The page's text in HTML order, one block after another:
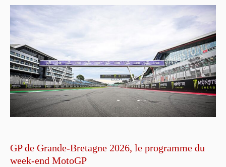
GP de Grande-Bretagne 2026, le programme du
week-end MotoGP